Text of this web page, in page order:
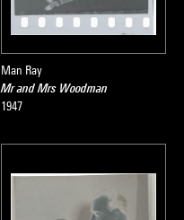
Man Ray
Mr and Mrs Woodman
1947